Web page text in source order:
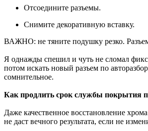
Отсоедините разъемы.
Снимите декоративную вставку.
ВАЖНО: не тяните подушку резко.
Я однажды спешил и чуть не сломал
потом искать новый разъем по
сомнительное.
Как продлить срок службы покрытия
Даже качественное восстановление
не даст вечного результата, если не